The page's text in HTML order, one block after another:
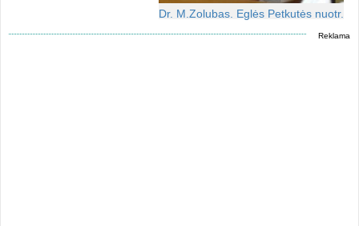
Dr. M.Zolubas. Eglės Petkutės nuotr.
Reklama